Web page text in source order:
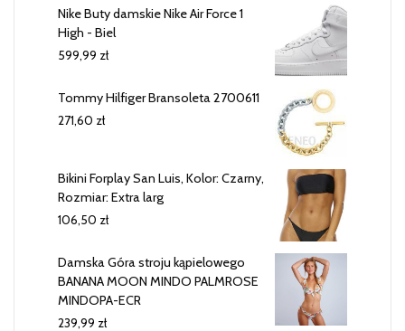
Nike Buty damskie Nike Air Force 1
High - Biel
599,99 zł
Tommy Hilfiger Bransoleta 2700611
271,60 zł
Bikini Forplay San Luis, Kolor: Czarny,
Rozmiar: Extra larg
106,50 zł
Damska Góra stroju kąpielowego
BANANA MOON MINDO PALMROSE
MINDOPA-ECR
239,99 zł